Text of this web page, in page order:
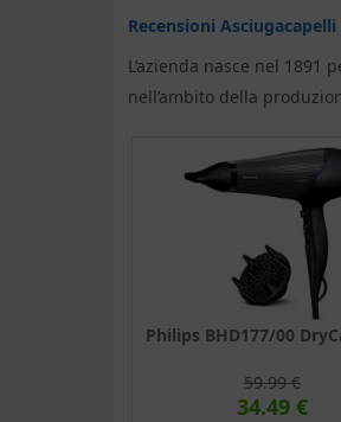
Recensioni
L’azienda nasce nel
nell’ambito della
Philips BHD177/00
59.99 €
34.49 €